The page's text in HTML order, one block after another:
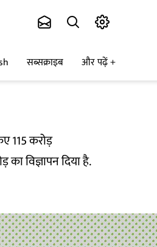
सब्सक्राइब और पढ़ें
115 करोड़
विज्ञापन दिया है.